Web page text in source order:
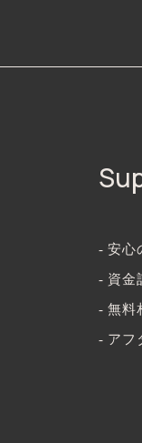
- 安心
- 資金
- 無料
- アフ